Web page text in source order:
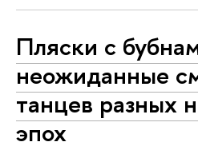
Пляски с
неожиданные
танцев разных
эпох